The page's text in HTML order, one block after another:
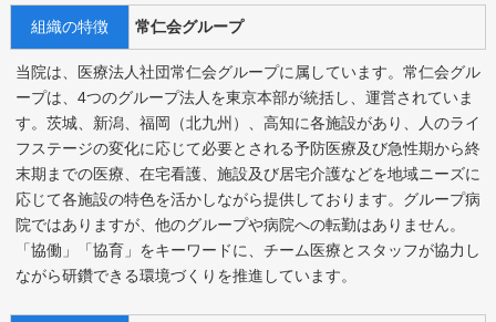
組織の特徴 常仁会グループ
当院は、医療法人社団常仁会グループに属しています。常仁会グル
ープは、4つのグループ法人を東京本部が統括し、運営されていま
す。茨城、新潟、福岡（北九州）、高知に各施設があり、人のライ
フステージの変化に応じて必要とされる予防医療及び急性期から終
末期までの医療、在宅看護、施設及び居宅介護などを地域ニーズに
応じて各施設の特色を活かしながら提供しております。グループ病
院ではありますが、他のグループや病院への転勤はありません。
「協働」「協育」をキーワードに、チーム医療とスタッフが協力し
ながら研鑽できる環境づくりを推進しています。